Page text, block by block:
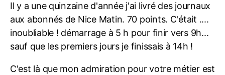
Il y a une quinzaine d'année j'ai livré des journaux
aux abonnés de Nice Matin. 70 points. C'était ....
inoubliable ! démarrage à 5 h pour finir vers 9h...
sauf que les premiers jours je finissais à 14h !
C'est là que mon admiration pour votre métier est